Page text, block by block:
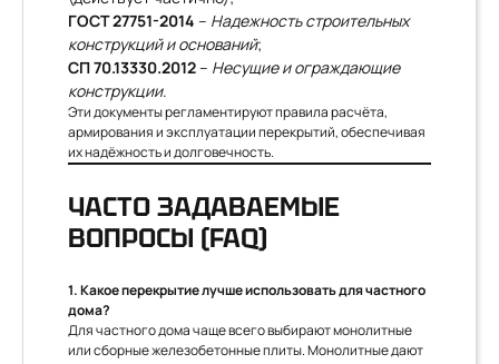
ГОСТ 27751-2014 – Надежность строительных
конструкций и оснований;
СП 70.13330.2012– Несущие и ограждающие
конструкции.
Эти документы регламентируют правила расчёта,
армирования и эксплуатации перекрытий, обеспечивая
их надёжность и долговечность.
ЧАСТО ЗАДАВАЕМЫЕ
ВОПРОСЫ (FAQ)
1. Какое перекрытие лучше использовать для частного
дома?
Для частного дома чаще всего выбирают монолитные
или сборные железобетонные плиты. Монолитные дают